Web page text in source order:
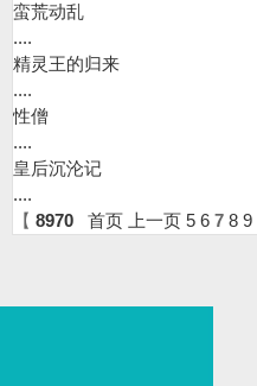
蛮荒动乱
....
精灵王的归来
....
性僧
....
皇后沉沦记
....
【 8970 首页 上一页 5 6 7 8 9